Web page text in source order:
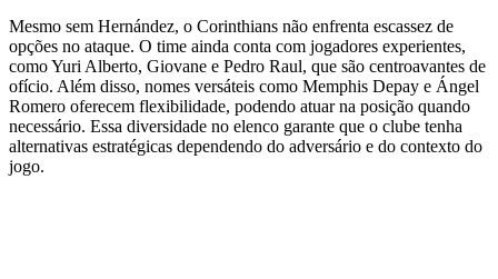
Mesmo sem Hernández, o Corinthians não enfrenta escassez de
opções no ataque. O time ainda conta com jogadores experientes,
como Yuri Alberto, Giovane e Pedro Raul, que são centroavantes de
ofício. Além disso, nomes versáteis como Memphis Depay e Ángel
Romero oferecem flexibilidade, podendo atuar na posição quando
necessário. Essa diversidade no elenco garante que o clube tenha
alternativas estratégicas dependendo do adversário e do contexto do
jogo.